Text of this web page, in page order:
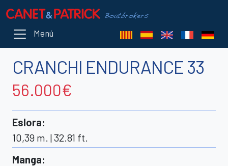
Menú
CRANCHI ENDURANCE 33
56.000€
Eslora:
10,39 m. | 32.81 ft.
Manga: